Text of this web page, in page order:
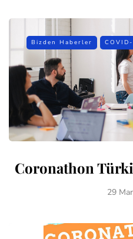
Bizden Haberler
Coronathon
29